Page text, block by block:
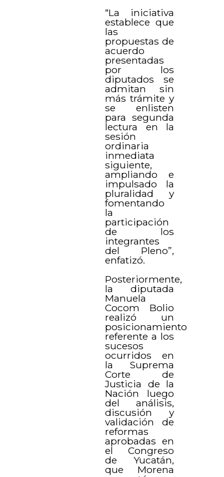
“La iniciativa
establece que
las
propuestas de
acuerdo
presentadas
por los
diputados se
admitan sin
más trámite y
se enlisten
para segunda
lectura en la
sesión
ordinaria
inmediata
siguiente,
ampliando e
impulsado la
pluralidad y
fomentando
la
participación
de los
integrantes
del Pleno”,
enfatizó.
Posteriormente,
la diputada
Manuela
Cocom Bolio
realizó un
posicionamiento
referente a los
sucesos
ocurridos en
la Suprema
Corte de
Justicia de la
Nación luego
del análisis,
discusión y
validación de
reformas
aprobadas en
el Congreso
de Yucatán,
que Morena